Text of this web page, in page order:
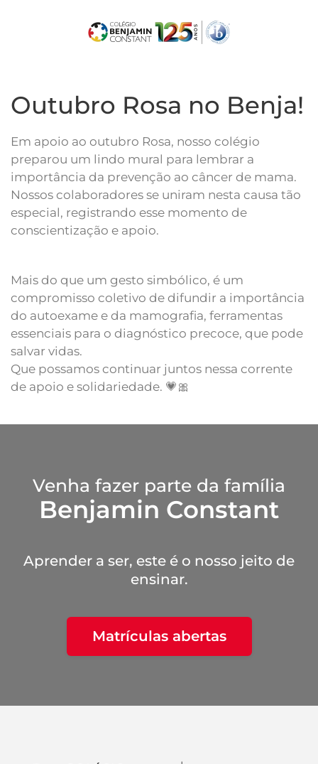
content
Outubro Rosa no Benja!
Em apoio ao outubro Rosa, nosso colégio
preparou um lindo mural para lembrar a
importância da prevenção ao câncer de mama.
Nossos colaboradores se uniram nesta causa tão
especial, registrando esse momento de
conscientização e apoio.
Mais do que um gesto simbólico, é um
compromisso coletivo de difundir a importância
do autoexame e da mamografia, ferramentas
essenciais para o diagnóstico precoce, que pode
salvar vidas.
Que possamos continuar juntos nessa corrente
de apoio e solidariedade. 💗🎀
Venha fazer parte da família
Benjamin Constant
Aprender a ser, este é o nosso jeito de
ensinar.
Matrículas abertas